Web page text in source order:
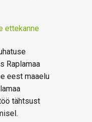
ettekanne
Raplamaa
eest maaelu
tähtsust